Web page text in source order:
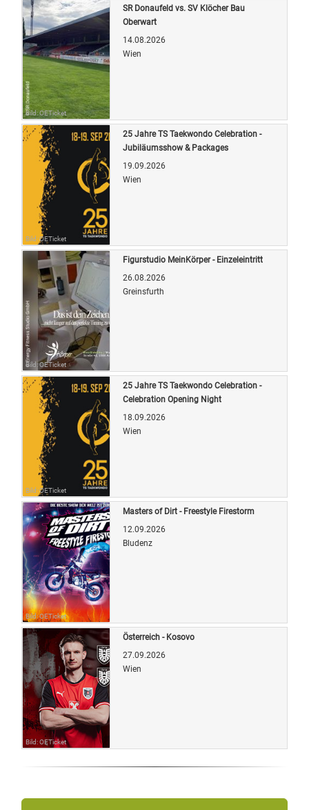
Bild: OETicket
SR Donaufeld vs. SV Klöcher Bau
Oberwart
14.08.2026
Wien
Bild: OETicket
25 Jahre TS Taekwondo Celebration -
Jubiläumsshow & Packages
19.09.2026
Wien
Bild: OETicket
Figurstudio MeinKörper - Einzeleintritt
26.08.2026
Greinsfurth
Bild: OETicket
25 Jahre TS Taekwondo Celebration -
Celebration Opening Night
18.09.2026
Wien
Bild: OETicket
Masters of Dirt - Freestyle Firestorm
12.09.2026
Bludenz
Bild: OETicket
Österreich - Kosovo
27.09.2026
Wien